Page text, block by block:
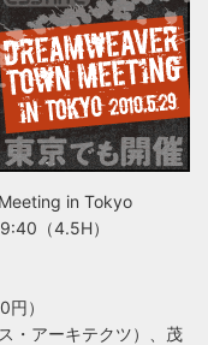
in Tokyo
（4.5H）
）
・アーキテクツ）、茂